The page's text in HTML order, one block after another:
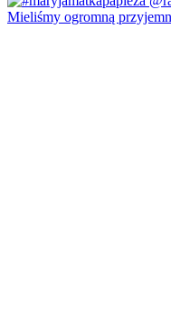
Mieliśmy ogromną